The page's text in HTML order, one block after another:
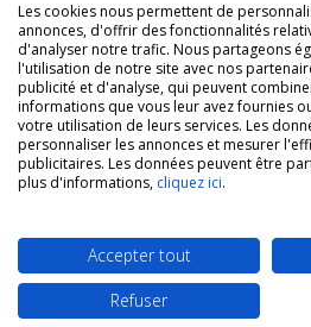
La Boutique des Chrétiens © | La boutique
référence !.
Les cookies nous permettent de
annonces, d'offrir des fonctionnalités
d'analyser notre trafic. Nous partageons
l'utilisation de notre site avec nos
publicité et d'analyse, qui peuvent
informations que vous leur avez fournies
votre utilisation de leurs services. Les
personnaliser les annonces et mesurer
publicitaires. Les données peuvent être
plus d'informations, cliquez ici.
Accepter tout
Refuser